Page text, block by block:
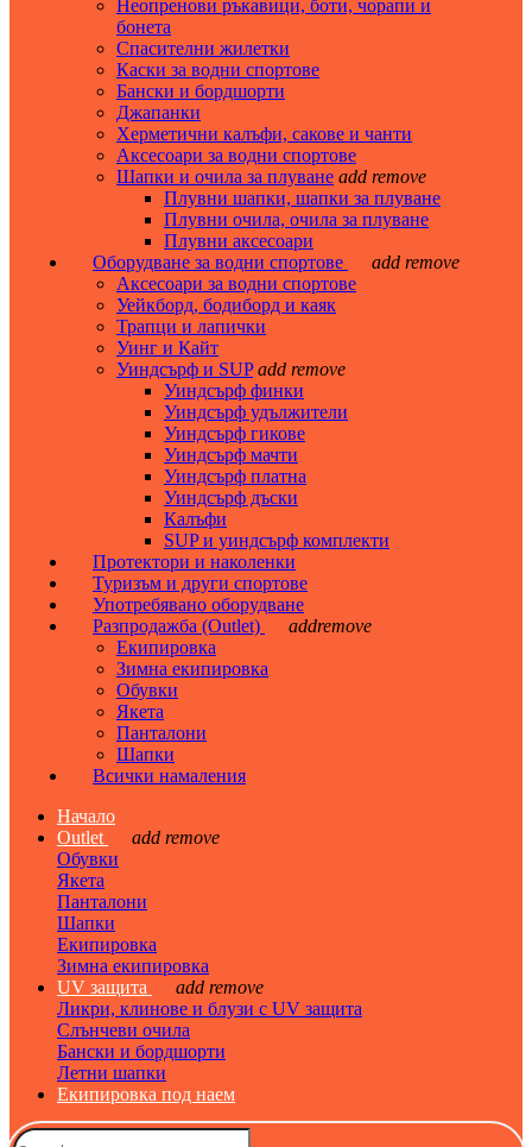
Неопренови ръкавици, боти, чорапи и
бонета
Спасителни жилетки
Каски за водни спортове
Бански и бордшорти
Джапанки
Херметични калъфи, сакове и чанти
Аксесоари за водни спортове
Шапки и очила за плуване add remove
Плувни шапки, шапки за плуване
Плувни очила, очила за плуване
Плувни аксесоари
Оборудване за водни спортове
add remove
Аксесоари за водни спортове
Уейкборд, бодиборд и каяк
Трапци и лапички
Уинг и Кайт
Уиндсърф и SUP add remove
Уиндсърф финки
Уиндсърф удължители
Уиндсърф гикове
Уиндсърф мачти
Уиндсърф платна
Уиндсърф дъски
Калъфи
SUP и уиндсърф комплекти
Протектори и наколенки
Туризъм и други спортове
Употребявано оборудване
Разпродажба (Outlet)
addremove
Екипировка
Зимна екипировка
Обувки
Якета
Панталони
Шапки
Всички намаления
Начало
Outlet
add remove
Обувки
Якета
Панталони
Шапки
Екипировка
Зимна екипировка
UV защита
add remove
Ликри, клинове и блузи с UV защита
Слънчеви очила
Бански и бордшорти
Летни шапки
Екипировка под наем